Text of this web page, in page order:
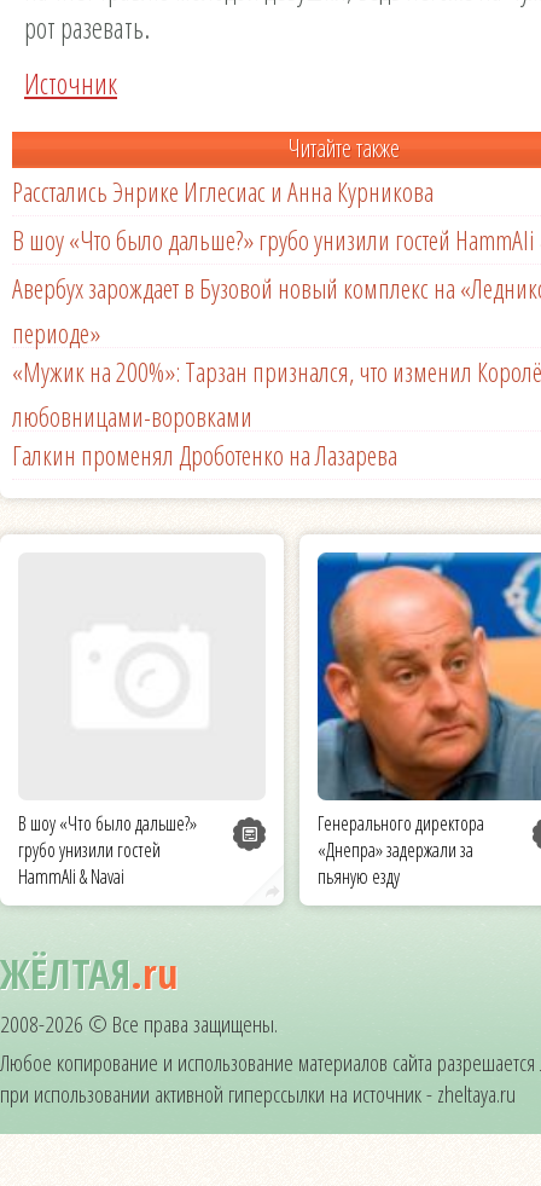
рот разевать.
Источник
Читайте также
Расстались Энрике Иглесиас и Анна Курникова
В шоу «Что было дальше?» грубо унизили гостей HammAli
Авербух зарождает в Бузовой новый комплекс на
периоде»
«Мужик на 200%»: Тарзан признался, что изменил
любовницами-воровками
Галкин променял Дроботенко на Лазарева
В шоу «Что было дальше?»
грубо унизили гостей
HammAli & Navai
Генерального директора
«Днепра» задержали за
пьяную езду
ЖЁЛТАЯ.ru
2008-2026 © Все права защищены.
Любое копирование и использование материалов сайта
при использовании активной гиперссылки на источник - zheltaya.ru